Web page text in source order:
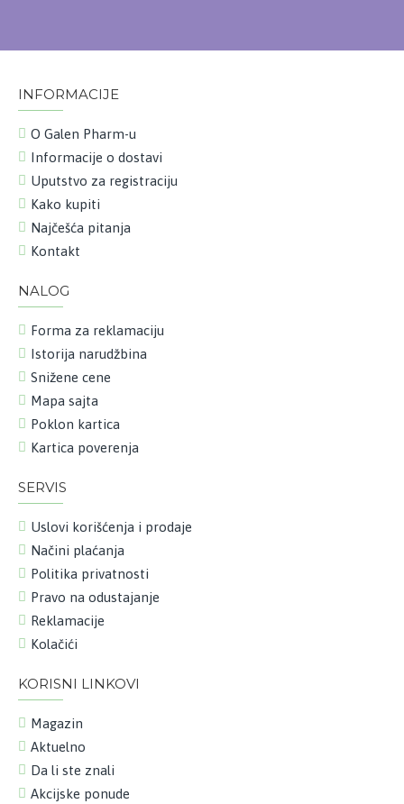
INFORMACIJE
O Galen Pharm-u
Informacije o dostavi
Uputstvo za registraciju
Kako kupiti
Najčešća pitanja
Kontakt
NALOG
Forma za reklamaciju
Istorija narudžbina
Snižene cene
Mapa sajta
Poklon kartica
Kartica poverenja
SERVIS
Uslovi korišćenja i prodaje
Načini plaćanja
Politika privatnosti
Pravo na odustajanje
Reklamacije
Kolačići
KORISNI LINKOVI
Magazin
Aktuelno
Da li ste znali
Akcijske ponude